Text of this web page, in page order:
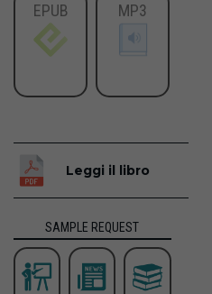
EPUB MP3
Leggi il libro
SAMPLE REQUEST